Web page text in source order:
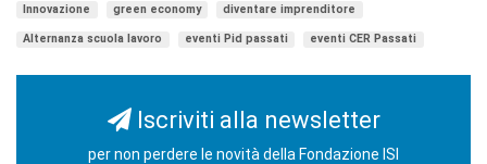
Innovazione green economy diventare imprenditore
Alternanza scuola lavoro eventi Pid passati eventi CER Passati
Iscriviti alla newsletter
per non perdere le novità della Fondazione ISI